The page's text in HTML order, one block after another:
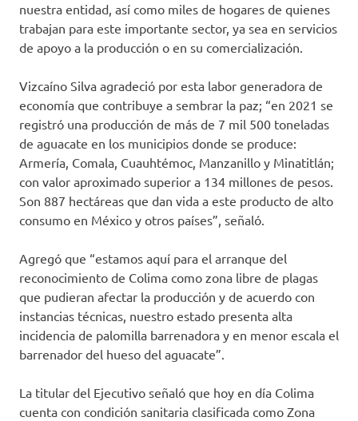
nuestra entidad, así como miles de hogares de quienes
trabajan para este importante sector, ya sea en servicios
de apoyo a la producción o en su comercialización.
Vizcaíno Silva agradeció por esta labor generadora de
economía que contribuye a sembrar la paz; “en 2021 se
registró una producción de más de 7 mil 500 toneladas
de aguacate en los municipios donde se produce:
Armería, Comala, Cuauhtémoc, Manzanillo y Minatitlán;
con valor aproximado superior a 134 millones de pesos.
Son 887 hectáreas que dan vida a este producto de alto
consumo en México y otros países”, señaló.
Agregó que “estamos aquí para el arranque del
reconocimiento de Colima como zona libre de plagas
que pudieran afectar la producción y de acuerdo con
instancias técnicas, nuestro estado presenta alta
incidencia de palomilla barrenadora y en menor escala el
barrenador del hueso del aguacate”.
La titular del Ejecutivo señaló que hoy en día Colima
cuenta con condición sanitaria clasificada como Zona